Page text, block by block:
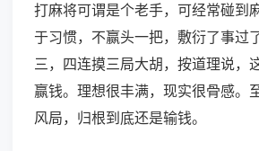
打麻将可谓是个老手，可经常碰到
于习惯，不赢头一把，敷衍了事过
三，四连摸三局大胡，按道理说，
赢钱。理想很丰满，现实很骨感。
风局，归根到底还是输钱。